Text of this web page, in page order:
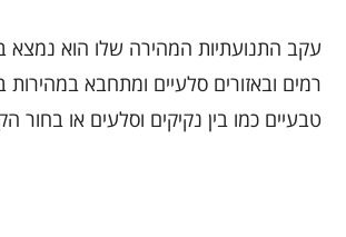
עקב התנועתיות המהירה שלו הוא נמצא
רמים ובאזורים סלעיים ומתחבא
טבעיים כמו בין נקיקים וסלעים או בחור